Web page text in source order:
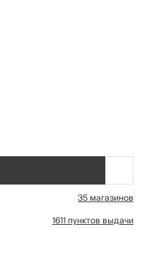
35 магазинов
1611 пунктов выдачи